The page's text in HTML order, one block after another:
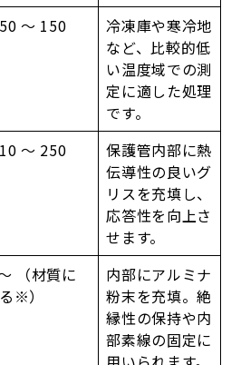
～ 150
冷凍庫や寒冷地
など、比較的低
い温度域での測
定に適した処理
です。
～ 250
保護管内部に熱
伝導性の良いグ
リスを充填し、
応答性を向上さ
せます。
（材質に
※）
内部にアルミナ
粉末を充填。絶
縁性の保持や内
部素線の固定に